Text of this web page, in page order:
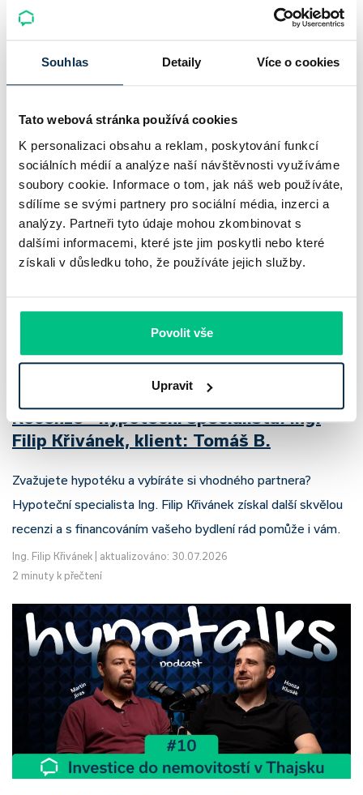
Souhlas Detaily Více o cookies
Tato webová stránka používá cookies
K personalizaci obsahu a reklam, poskytování funkcí
sociálních médií a analýze naší návštěvnosti využíváme
soubory cookie. Informace o tom, jak náš web používáte,
sdílíme se svými partnery pro sociální média, inzerci a
analýzy. Partneři tyto údaje mohou zkombinovat s
dalšími informacemi, které jste jim poskytli nebo které
získali v důsledku toho, že používáte jejich služby.
Povolit vše
Upravit
Komerční banka: pokles zisku
neznamená slabší banku
Komerční banka nabízí docela plastický obrázek dnešního
rostly úvěry a…
Pavel Pohanka|aktualizováno: 31.07.2026
Recenze - hypoteční specialista: Ing.
Filip Křivánek, klient: Tomáš B.
Zvažujete hypotéku a vybíráte si vhodného partnera?
Hypoteční specialista Ing. Filip Křivánek získal další skvělou
recenzi a s financováním vašeho bydlení rád pomůže i vám.
Ing. Filip Křivánek
aktualizováno: 30.07.2026
2 minuty k přečtení